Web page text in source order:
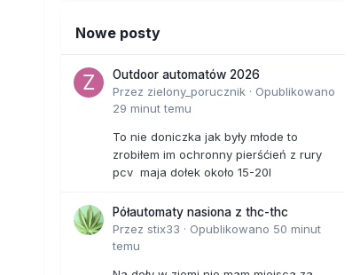
Nowe posty
Outdoor automatów 2026
Przez zielony_porucznik · Opublikowano
29 minut temu
To nie doniczka jak były młode to
zrobiłem im ochronny pierśćień z rury
pcv maja dołek około 15-20l
Półautomaty nasiona z thc-thc
Przez stix33 · Opublikowano 50 minut
temu